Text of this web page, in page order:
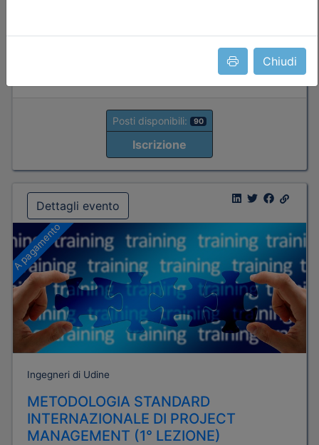
Chiudi
Posti disponibili: 90
Iscrizione
Dettagli evento
A pagamento
Ingegneri di Udine
METODOLOGIA STANDARD
INTERNAZIONALE DI PROJECT
MANAGEMENT (1° LEZIONE)